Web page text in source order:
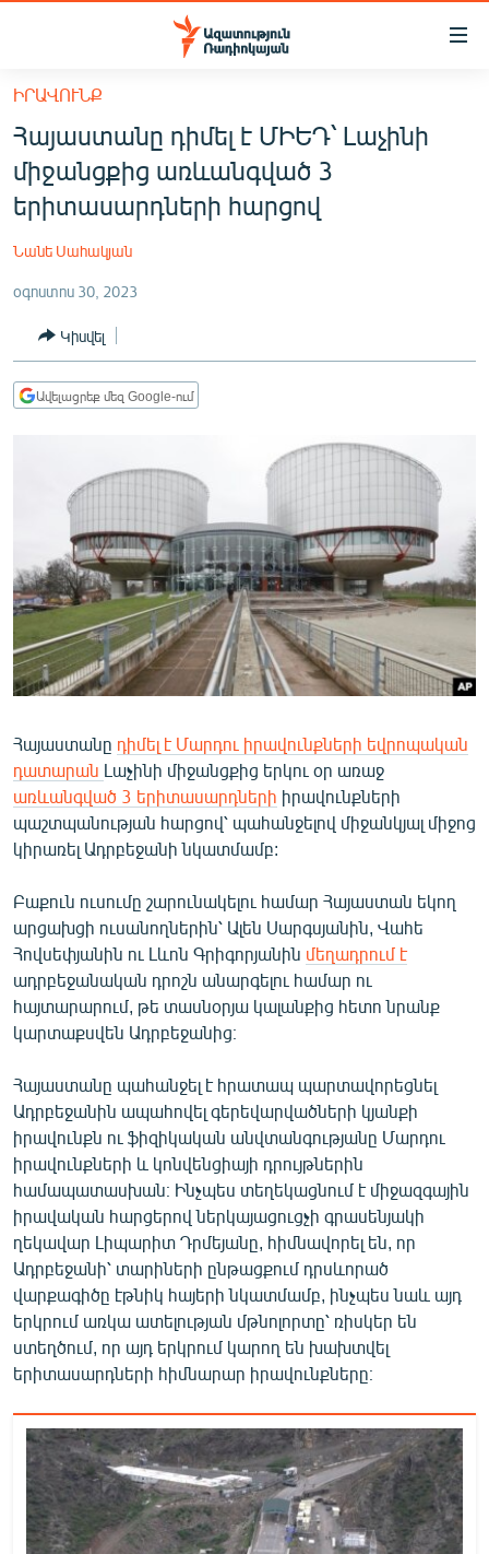
Մատչելիության
հիմնական
բովանդակությանը
Անցնել
հիմնական
մենյուին
ՀԱՅԱՍՏԱՆ
ՔԱՂԱՔԱԿԱՆ
ՏՆՏԵՍՈՒԹՅՈՒՆ
ՂԱՐԱԲԱՂ
ՏԱՐԱԾԱՇՐՋԱՆ
ՄԻՋԱԶԳԱՅԻՆ
ՄՇԱԿՈՒՅԹ
ՍՊՈՐՏ
ՄԵԿՆԱԲԱՆՈՒԹՅՈՒՆ
ՏՏ ԵՒ ԻՆՏԵՐՆԵՏ
ԱՐԽԻՎ
ՏԵՍԱՆՅՈՒԹԵՐ
ԲԱՆԱՎԵՃ
ՁԳՏԵԼՈՎ ԼԱՎԱԳՈՒՅՆԻՆ
ՓՈԴՔԱՍԹ
Հայերեն
English
Русский
ՀԵՏԵՎԵՔ ՄԵԶ
«Ազատության» բոլոր կայքերը
ԻՐԱՎՈՒՆՔ
Հայաստանը դիմել է ՄԻԵԴ՝ Լաչինի
միջանցքից առևանգված 3
երիտասարդների հարցով
Նանե Սահակյան
օգոստոս 30, 2023
Կիսվել
Ավելացրեք մեզ Google-ում
Հայաստանը դիմել է Մարդու իրավունքների եվրոպական
դատարան Լաչինի միջանցքից երկու օր առաջ
առևանգված 3 երիտասարդների իրավունքների
պաշտպանության հարցով՝ պահանջելով միջանկյալ միջոց
կիրառել Ադրբեջանի նկատմամբ:
Բաքուն ուսումը շարունակելու համար Հայաստան եկող
արցախցի ուսանողներին՝ Ալեն Սարգսյանին, Վահե
Հովսեփյանին ու Լևոն Գրիգորյանին մեղադրում է
ադրբեջանական դրոշն անարգելու համար ու
հայտարարում, թե տասնօրյա կալանքից հետո նրանք
կարտաքսվեն Ադրբեջանից։
Հայաստանը պահանջել է հրատապ պարտավորեցնել
Ադրբեջանին ապահովել գերեվարվածների կյանքի
իրավունքն ու ֆիզիկական անվտանգությանը Մարդու
իրավունքների և կոնվենցիայի դրույթներին
համապատասխան։ Ինչպես տեղեկացնում է միջազգային
իրավական հարցերով ներկայացուցչի գրասենյակի
ղեկավար Լիպարիտ Դրմեյանը, հիմնավորել են, որ
Ադրբեջանի՝ տարիների ընթացքում դրսևորած
վարքագիծը էթնիկ հայերի նկատմամբ, ինչպես նաև այդ
երկրում առկա ատելության մթնոլորտը՝ ռիսկեր են
ստեղծում, որ այդ երկրում կարող են խախտվել
երիտասարդների հիմնարար իրավունքները։